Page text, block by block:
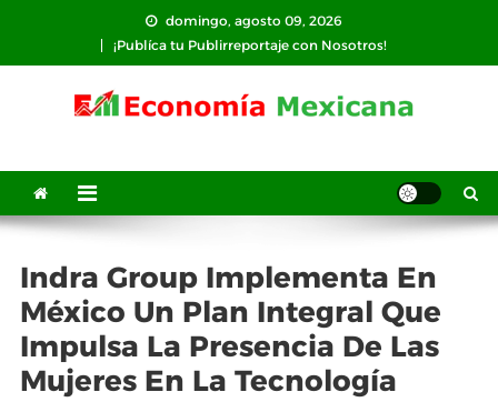
contenido
domingo, agosto 09, 2026
¡Publíca tu Publirreportaje con Nosotros!
Indra Group Implementa En
México Un Plan Integral Que
Impulsa La Presencia De Las
Mujeres En La Tecnología